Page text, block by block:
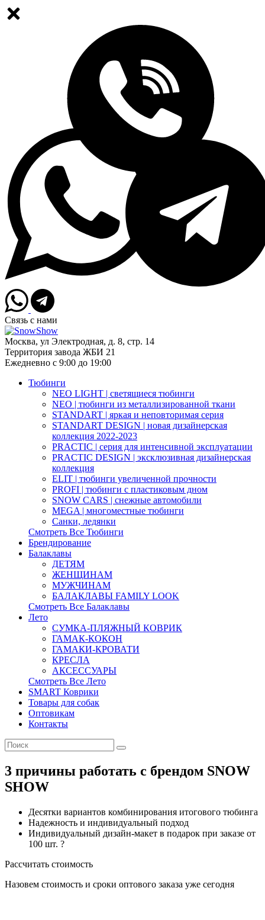
Связь с нами
Москва, ул Электродная, д. 8, стр. 14
Территория завода ЖБИ 21
Ежедневно с 9:00 до 19:00
Тюбинги
NEO LIGHT | светящиеся тюбинги
NEO | тюбинги из металлизированной ткани
STANDART | яркая и неповторимая серия
STANDART DESIGN | новая дизайнерская
коллекция 2022-2023
PRACTIC | серия для интенсивной эксплуатации
PRACTIC DESIGN | эксклюзивная дизайнерская
коллекция
ELIT | тюбинги увеличенной прочности
PROFI | тюбинги с пластиковым дном
SNOW CARS | снежные автомобили
MEGA | многоместные тюбинги
Санки, ледянки
Смотреть Все Тюбинги
Брендирование
Балаклавы
ДЕТЯМ
ЖЕНЩИНАМ
МУЖЧИНАМ
БАЛАКЛАВЫ FAMILY LOOK
Смотреть Все Балаклавы
Лето
СУМКА-ПЛЯЖНЫЙ КОВРИК
ГАМАК-КОКОН
ГАМАКИ-КРОВАТИ
КРЕСЛА
АКСЕССУАРЫ
Смотреть Все Лето
SMART Коврики
Товары для собак
Оптовикам
Контакты
3 причины работать с брендом SNOW
SHOW
Десятки вариантов комбинирования итогового тюбинга
Надежность и индивидуальный подход
Индивидуальный дизайн-макет в подарок при заказе от
100 шт. ?
Рассчитать стоимость
Назовем стоимость и сроки оптового заказа уже сегодня